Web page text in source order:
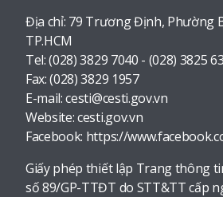
Địa chỉ: 79 Trương Định, Phường
TP.HCM
Tel:(028) 3829 7040 - (028) 3825
Fax:(028) 3829 1957
E-mail:cesti@cesti.gov.vn
Website:cesti.gov.vn
Facebook: https://
Giấy phép thiết lập Trang thông
số 89/GP-TTĐT do STT&TT cấp